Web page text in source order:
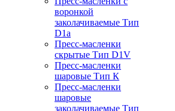
воронкой
заколачиваемые Тип
D1a
Пресс-масленки
скрытые Тип D1V
Пресс-масленки
шаровые Тип К
Пресс-масленки
шаровые
заколачиваемые Тип